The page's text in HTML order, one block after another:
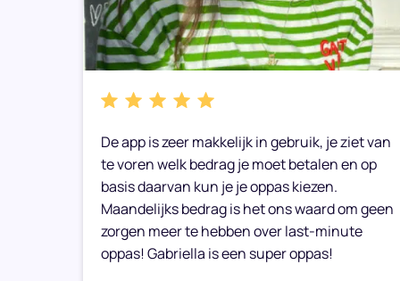
De app is zeer makkelijk in gebruik, je ziet van
te voren welk bedrag je moet betalen en op
basis daarvan kun je je oppas kiezen.
Maandelijks bedrag is het ons waard om geen
zorgen meer te hebben over last-minute
oppas! Gabriella is een super oppas!